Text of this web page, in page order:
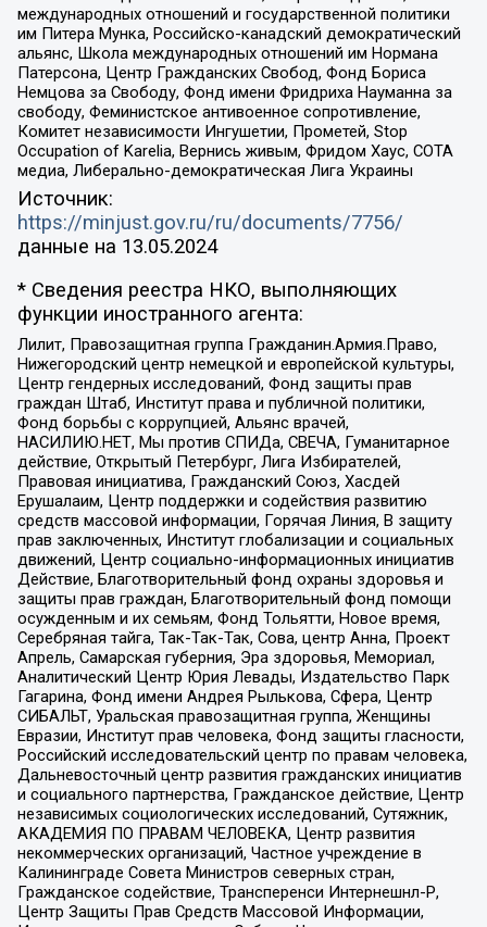
международных отношений и государственной политики
им Питера Мунка, Российско-канадский демократический
альянс, Школа международных отношений им Нормана
Патерсона, Центр Гражданских Свобод, Фонд Бориса
Немцова за Свободу, Фонд имени Фридриха Науманна за
свободу, Феминистское антивоенное сопротивление,
Комитет независимости Ингушетии, Прометей, Stop
Occupation of Karelia, Вернись живым, Фридом Хаус, СОТА
медиа, Либерально-демократическая Лига Украины
Источник:
https://minjust.gov.ru/ru/documents/7756/
данные на 13.05.2024
* Сведения реестра НКО, выполняющих
функции иностранного агента:
Лилит, Правозащитная группа Гражданин.Армия.Право,
Нижегородский центр немецкой и европейской культуры,
Центр гендерных исследований, Фонд защиты прав
граждан Штаб, Институт права и публичной политики,
Фонд борьбы с коррупцией, Альянс врачей,
НАСИЛИЮ.НЕТ, Мы против СПИДа, СВЕЧА, Гуманитарное
действие, Открытый Петербург, Лига Избирателей,
Правовая инициатива, Гражданский Союз, Хасдей
Ерушалаим, Центр поддержки и содействия развитию
средств массовой информации, Горячая Линия, В защиту
прав заключенных, Институт глобализации и социальных
движений, Центр социально-информационных инициатив
Действие, Благотворительный фонд охраны здоровья и
защиты прав граждан, Благотворительный фонд помощи
осужденным и их семьям, Фонд Тольятти, Новое время,
Серебряная тайга, Так-Так-Так, Сова, центр Анна, Проект
Апрель, Самарская губерния, Эра здоровья, Мемориал,
Аналитический Центр Юрия Левады, Издательство Парк
Гагарина, Фонд имени Андрея Рылькова, Сфера, Центр
СИБАЛЬТ, Уральская правозащитная группа, Женщины
Евразии, Институт прав человека, Фонд защиты гласности,
Российский исследовательский центр по правам человека,
Дальневосточный центр развития гражданских инициатив
и социального партнерства, Гражданское действие, Центр
независимых социологических исследований, Сутяжник,
АКАДЕМИЯ ПО ПРАВАМ ЧЕЛОВЕКА, Центр развития
некоммерческих организаций, Частное учреждение в
Калининграде Совета Министров северных стран,
Гражданское содействие, Трансперенси Интернешнл-Р,
Центр Защиты Прав Средств Массовой Информации,